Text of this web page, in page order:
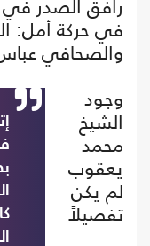
رافق الصدر في
في حركة أمل:
والصحافي
وجود
الشيخ
محمد
يعقوب
لم يكن
تفصيلاً